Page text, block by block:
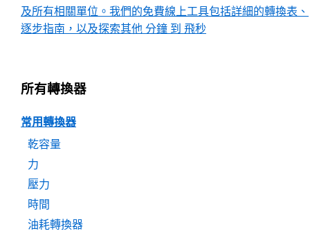
及所有相關單位。我們的免費線上工具包括詳細的轉換表、
逐步指南，以及探索其他 分鐘 到 飛秒
所有轉換器
常用轉換器
乾容量
力
壓力
時間
油耗轉換器